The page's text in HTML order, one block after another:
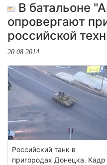
В батальоне
опровергают
российской
20.08.2014
Российский танк в
пригородах Донецка. Кадр